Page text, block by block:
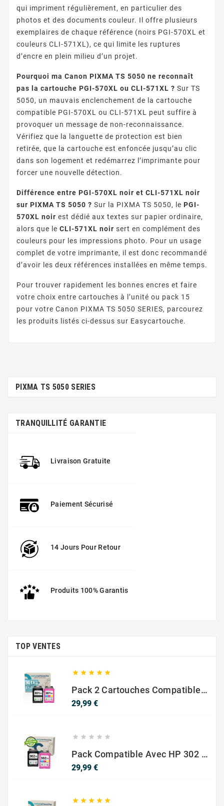
qui impriment régulièrement, en particulier des
photos et des documents couleur. Il offre plusieurs
exemplaires de chaque référence (noirs PGI-570XL et
couleurs CLI-571XL), ce qui limite les ruptures
d’encre en plein milieu d’un projet.
Pourquoi ma Canon PIXMA TS 5050 ne reconnaît
pas la cartouche PGI-570XL ou CLI-571XL ? Sur TS
5050, un mauvais enclenchement de la cartouche
compatible PGI-570XL ou CLI-571XL peut suffire à
provoquer un message de non-reconnaissance.
Vérifiez que la languette de protection est bien
retirée, que la cartouche est enfoncée jusqu’au clic
dans son logement et redémarrez l’imprimante pour
forcer une nouvelle détection.
Différence entre PGI-570XL noir et CLI-571XL noir
sur PIXMA TS 5050 ? Sur la PIXMA TS 5050, le PGI-
570XL noir est dédié aux textes sur papier ordinaire,
alors que le CLI-571XL noir sert en complément des
couleurs pour les impressions photo. Pour un usage
complet de votre imprimante, il est donc recommandé
d’avoir les deux références installées en même temps.
Pour trouver rapidement les bonnes encres et faire
votre choix entre cartouches à l’unité ou pack 15
pour votre Canon PIXMA TS 5050 SERIES, parcourez
les produits listés ci-dessus sur Easycartouche.
PIXMA TS 5050 SERIES
TRANQUILLITÉ GARANTIE
Livraison Gratuite
Paiement Sécurisé
14 Jours Pour Retour
Produits 100% Garantis
TOP VENTES
    
Pack 2 Cartouches Compatible Avec HP 301 XL Noir Et Couleur
29,99 €Prix
    
Pack Compatible Avec HP 302 XL Noir Et Couleur - SANS NIVEAU ENCRE
29,99 €Prix
    